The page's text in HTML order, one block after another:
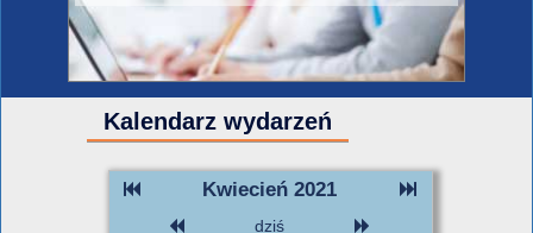
Kalendarz wydarzeń
Kwiecień 2021
dziś